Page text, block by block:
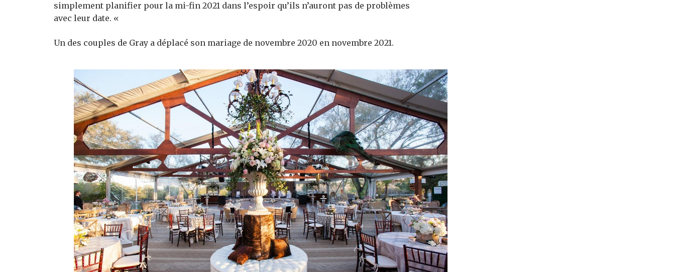
simplement planifier pour la mi-fin 2021 dans l’espoir qu’ils n’auront pas de problèmes
avec leur date. «
Un des couples de Gray a déplacé son mariage de novembre 2020 en novembre 2021.